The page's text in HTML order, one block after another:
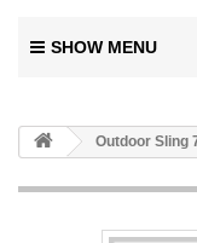
SHOW MENU
Outdoor Sling